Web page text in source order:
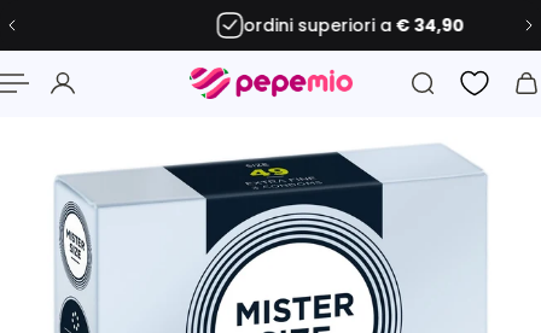
contenuto ordini superiori a€ 34,90